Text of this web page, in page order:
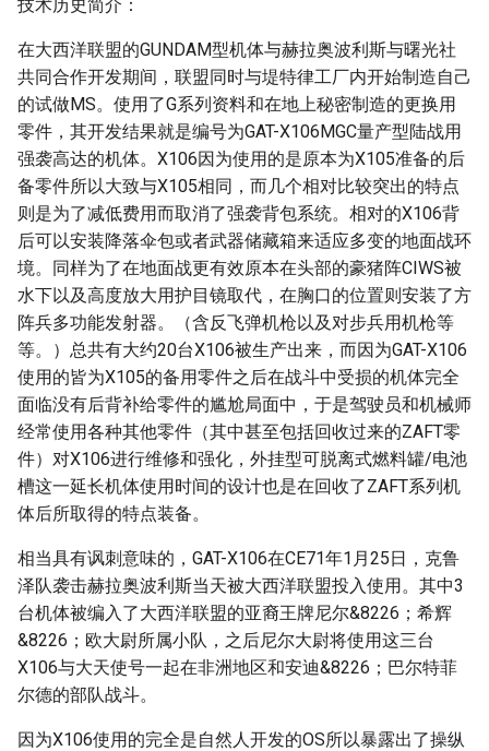
技术历史简介：
在大西洋联盟的GUNDAM型机体与赫拉奥波利斯与曙光社
共同合作开发期间，联盟同时与堤特律工厂内开始制造自己
的试做MS。使用了G系列资料和在地上秘密制造的更换用
零件，其开发结果就是编号为GAT-X106MGC量产型陆战用
强袭高达的机体。X106因为使用的是原本为X105准备的后
备零件所以大致与X105相同，而几个相对比较突出的特点
则是为了减低费用而取消了强袭背包系统。相对的X106背
后可以安装降落伞包或者武器储藏箱来适应多变的地面战环
境。同样为了在地面战更有效原本在头部的豪猪阵CIWS被
水下以及高度放大用护目镜取代，在胸口的位置则安装了方
阵兵多功能发射器。（含反飞弹机枪以及对步兵用机枪等
等。）总共有大约20台X106被生产出来，而因为GAT-X106
使用的皆为X105的备用零件之后在战斗中受损的机体完全
面临没有后背补给零件的尴尬局面中，于是驾驶员和机械师
经常使用各种其他零件（其中甚至包括回收过来的ZAFT零
件）对X106进行维修和强化，外挂型可脱离式燃料罐/电池
槽这一延长机体使用时间的设计也是在回收了ZAFT系列机
体后所取得的特点装备。
相当具有讽刺意味的，GAT-X106在CE71年1月25日，克鲁
泽队袭击赫拉奥波利斯当天被大西洋联盟投入使用。其中3
台机体被编入了大西洋联盟的亚裔王牌尼尔&8226；希辉
&8226；欧大尉所属小队，之后尼尔大尉将使用这三台
X106与大天使号一起在非洲地区和安迪&8226；巴尔特菲
尔德的部队战斗。
因为X106使用的完全是自然人开发的OS所以暴露出了操纵